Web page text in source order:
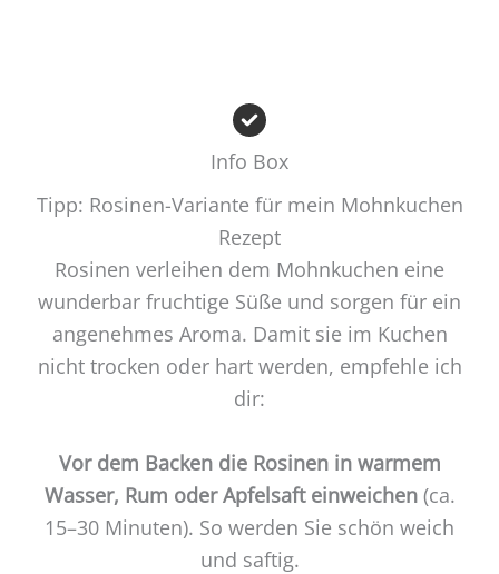
Info Box
Tipp: Rosinen-Variante für mein Mohnkuchen
Rezept
Rosinen verleihen dem Mohnkuchen eine
wunderbar fruchtige Süße und sorgen für ein
angenehmes Aroma. Damit sie im Kuchen
nicht trocken oder hart werden, empfehle ich
dir:
Vor dem Backen die Rosinen in warmem
Wasser, Rum oder Apfelsaft einweichen(ca.
15–30 Minuten). So werden Sie schön weich
und saftig.